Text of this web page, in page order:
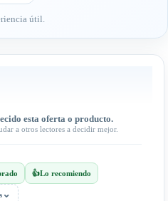
útil.
esta oferta o producto.
a otros lectores a decidir mejor.
👍Lo recomiendo
⌄